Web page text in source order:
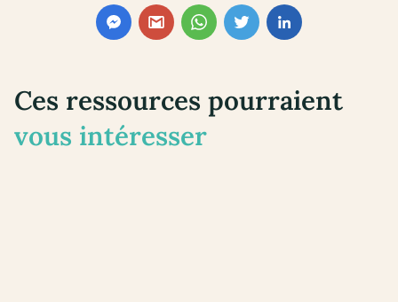
Ces ressources pourraient
vous intéresser